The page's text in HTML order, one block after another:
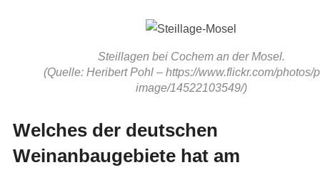
Steillagen bei Cochem an der Mosel.
(Quelle: Heribert Pohl – https://www.flickr.com/photos/
image/14522103549/)
Welches der deutschen
Weinanbaugebiete hat am